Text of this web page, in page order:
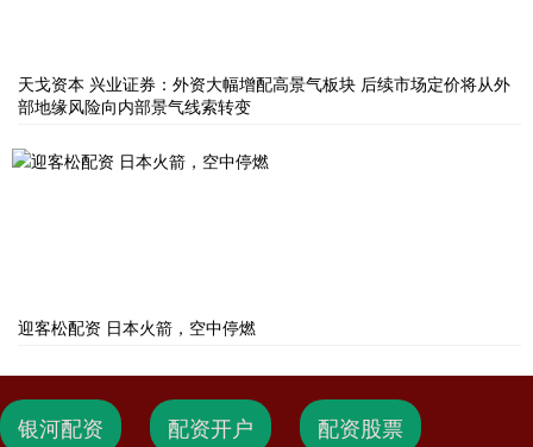
天戈资本 兴业证券：外资大幅增配高景气板块 后续市场定价将从外
部地缘风险向内部景气线索转变
迎客松配资 日本火箭，空中停燃
银河配资 配资开户 配资股票